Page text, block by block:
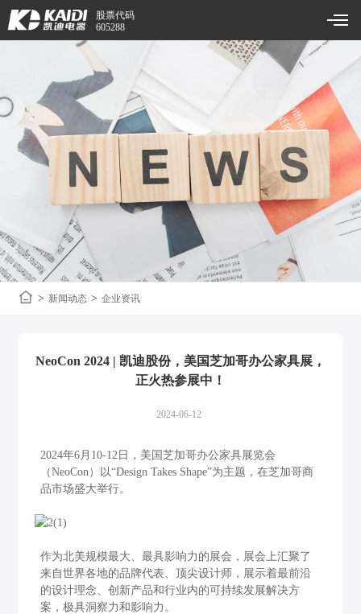
股票代码
605288
> 新闻动态 > 企业资讯
NeoCon 2024 | 凯迪股份，美国芝加哥办公家具展，
正火热参展中！
2024-06-12
2024年6月10-12日，美国芝加哥办公家具展览会
（NeoCon）以“Design Takes Shape”为主题，在芝加哥商
品市场盛大举行。
作为北美规模最大、最具影响力的展会，展会上汇聚了
来自世界各地的品牌代表、顶尖设计师，展示着最前沿
的设计理念、创新产品和行业内的可持续发展解决方
案，极具洞察力和影响力。